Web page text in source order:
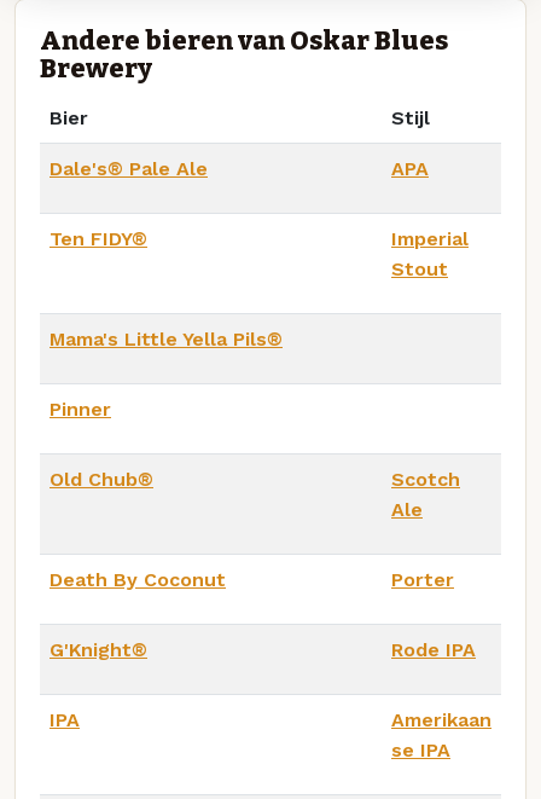
Andere bieren van Oskar Blues
Brewery
Bier Stijl
Dale's® Pale Ale APA
Ten FIDY®
Imperial
Stout
Mama's Little Yella Pils®
Pinner
Old Chub®
Scotch
Ale
Death By Coconut Porter
G'Knight® Rode IPA
IPA
Amerikaan
se IPA